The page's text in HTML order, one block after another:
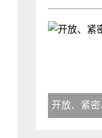
开放、紧